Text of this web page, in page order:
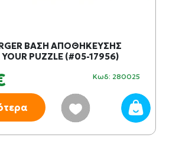
ΒΑΣΗ ΑΠΟΘΗΚΕΥΣΗΣ
PUZZLE (#05-17956)
Κωδ: 280025